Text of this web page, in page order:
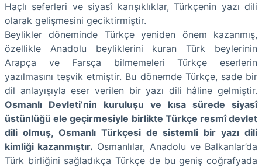
Haçlı seferleri ve siyasî karışıklıklar, Türkçenin yazı dili
olarak gelişmesini geciktirmiştir.
Beylikler döneminde Türkçe yeniden önem kazanmış,
özellikle Anadolu beyliklerini kuran Türk beylerinin
Arapça ve Farsça bilmemeleri Türkçe eserlerin
yazılmasını teşvik etmiştir. Bu dönemde Türkçe, sade bir
dil anlayışıyla eser verilen bir yazı dili hâline gelmiştir.
Osmanlı Devleti’nin kuruluşu ve kısa sürede siyasî
üstünlüğü ele geçirmesiyle birlikte Türkçe resmî devlet
dili olmuş, Osmanlı Türkçesi de sistemli bir yazı dili
kimliği kazanmıştır. Osmanlılar, Anadolu ve Balkanlar’da
Türk birliğini sağladıkça Türkçe de bu geniş coğrafyada